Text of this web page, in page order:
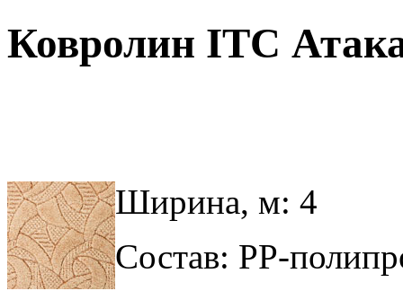
Ковролин ITC
Ширина, м: 4
Состав: PP-